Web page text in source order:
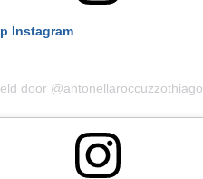
Instagram
door @antonellaroccuzzothiago